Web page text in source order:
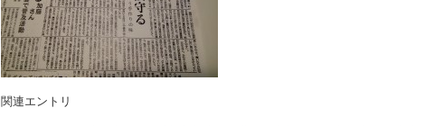
関連エントリ